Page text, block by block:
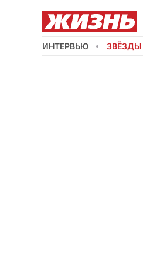
ИНТЕРВЬЮ ЗВЁЗДЫ